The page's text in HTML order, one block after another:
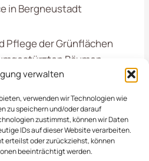
verwalten
verwenden wir Technologien wie
zu speichern und/oder darauf
zustimmst, können wir Daten
IDs auf dieser Website verarbeiten.
erteilst oder zurückziehst, können
beeinträchtigt werden.
in Bergneustadt
Pflege der Grünflächen
Bäumen
und Zäunen
In